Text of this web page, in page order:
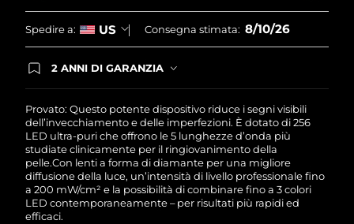
Spedire a: US Consegna stimata: 8/10/26
2 ANNI DI GARANZIA
che, in caso di difetti nei primi 2 anni dalla data di
acquisto, FOREO sostituirà il tuo prodotto
gratuitamente.
Provato: Questo potente dispositivo riduce i segni visibili
dell’invecchiamento e delle imperfezioni. È dotato di 256
LED ultra-puri che offrono le 5 lunghezze d’onda più
studiate clinicamente per il ringiovanimento della
pelle.Con lenti a forma di diamante per una migliore
diffusione della luce, un’intensità di livello professionale fino
a 200 mW/cm² e la possibilità di combinare fino a 3 colori
LED contemporaneamente – per risultati più rapidi ed
efficaci.